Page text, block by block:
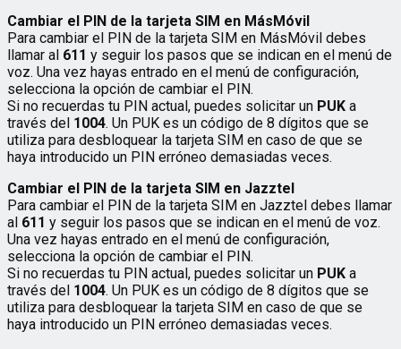
Cambiar el PIN de la tarjeta SIM en MásMóvil
Para cambiar el PIN de la tarjeta SIM en MásMóvil debes
llamar al 611 y seguir los pasos que se indican en el menú de
voz. Una vez hayas entrado en el menú de configuración,
selecciona la opción de cambiar el PIN.
Si no recuerdas tu PIN actual, puedes solicitar un PUK a
través del 1004. Un PUK es un código de 8 dígitos que se
utiliza para desbloquear la tarjeta SIM en caso de que se
haya introducido un PIN erróneo demasiadas veces.
Cambiar el PIN de la tarjeta SIM en Jazztel
Para cambiar el PIN de la tarjeta SIM en Jazztel debes llamar
al 611 y seguir los pasos que se indican en el menú de voz.
Una vez hayas entrado en el menú de configuración,
selecciona la opción de cambiar el PIN.
Si no recuerdas tu PIN actual, puedes solicitar un PUK a
través del 1004. Un PUK es un código de 8 dígitos que se
utiliza para desbloquear la tarjeta SIM en caso de que se
haya introducido un PIN erróneo demasiadas veces.